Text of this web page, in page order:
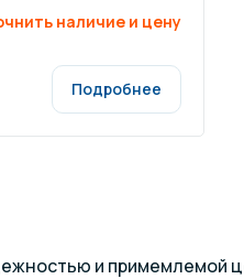
наличие и цену
Подробнее
и примемлемой